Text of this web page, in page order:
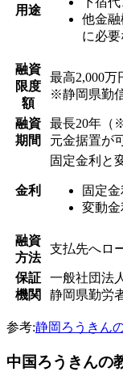
用途
他金
に必要
融資
限度
額
最高2,000万
※静岡県勤
融資
期間
最長20年（
元金据置が
金利
固定金利と
固定
変動金
融資
方法
支払先へロ
保証
機関
一般社団法
静岡県勤労
参考:静岡ろうきん
中国ろうきんの